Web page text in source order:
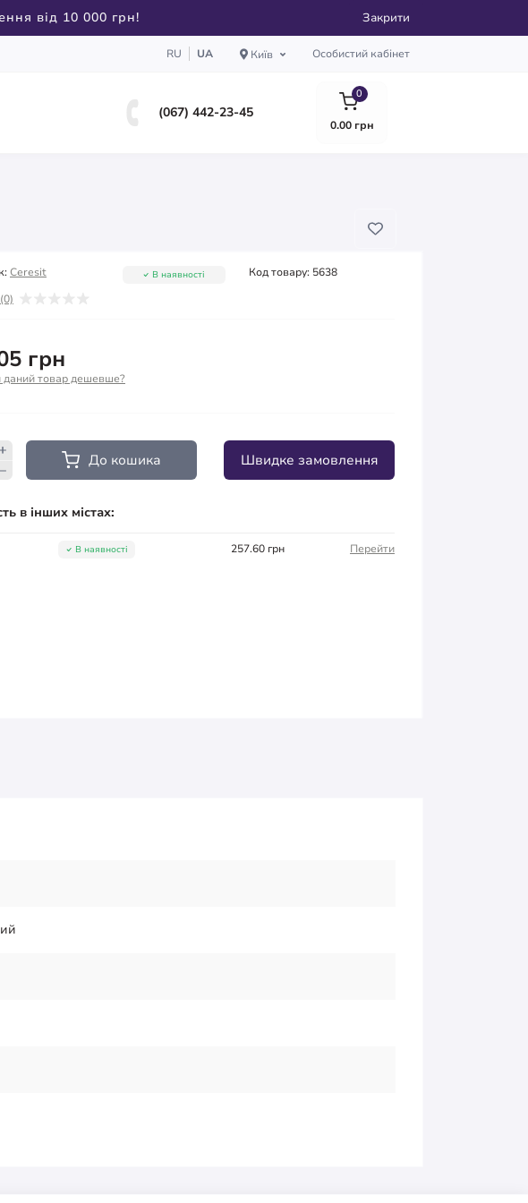
від 10 000 грн! Закрити
RU UA Київ Особистий кабінет
(067) 442-23-45
0
0.00 грн
Ceresit Код товару: 5638
(0)
В наявності
грн
товар дешевше?
До кошика Швидке замовлення
в інших містах:
В наявності 257.60 грн Перейти